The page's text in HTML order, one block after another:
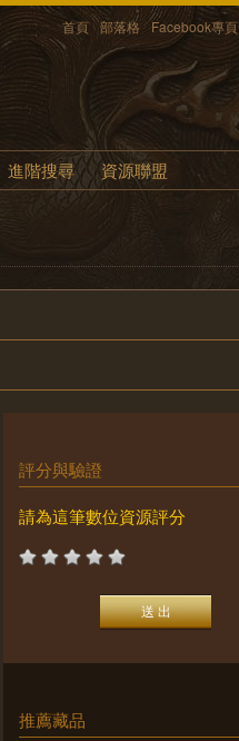
首頁 部落格 Facebook專頁
進階搜尋 資源聯盟
評分與驗證
請為這筆數位資源評分
推薦藏品